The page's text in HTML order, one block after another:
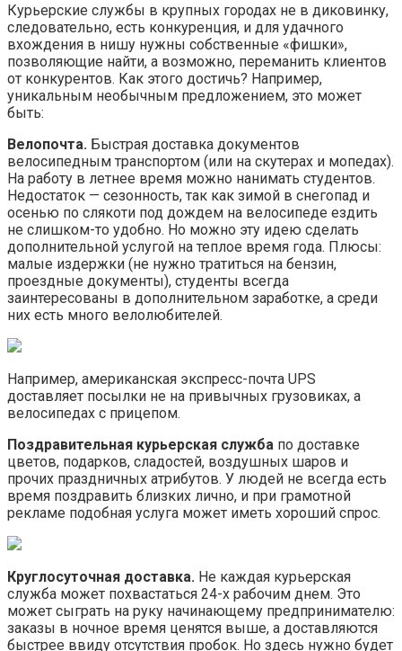
Курьерские службы в крупных городах не в диковинку,
следовательно, есть конкуренция, и для удачного
вхождения в нишу нужны собственные «фишки»,
позволяющие найти, а возможно, переманить клиентов
от конкурентов. Как этого достичь? Например,
уникальным необычным предложением, это может
быть:
Велопочта. Быстрая доставка документов
велосипедным транспортом (или на скутерах и мопедах).
На работу в летнее время можно нанимать студентов.
Недостаток — сезонность, так как зимой в снегопад и
осенью по слякоти под дождем на велосипеде ездить
не слишком-то удобно. Но можно эту идею сделать
дополнительной услугой на теплое время года. Плюсы:
малые издержки (не нужно тратиться на бензин,
проездные документы), студенты всегда
заинтересованы в дополнительном заработке, а среди
них есть много велолюбителей.
Например, американская экспресс-почта UPS
доставляет посылки не на привычных грузовиках, а
велосипедах с прицепом.
Поздравительная курьерская служба по доставке
цветов, подарков, сладостей, воздушных шаров и
прочих праздничных атрибутов. У людей не всегда есть
время поздравить близких лично, и при грамотной
рекламе подобная услуга может иметь хороший спрос.
Круглосуточная доставка. Не каждая курьерская
служба может похвастаться 24-х рабочим днем. Это
может сыграть на руку начинающему предпринимателю:
заказы в ночное время ценятся выше, а доставляются
быстрее ввиду отсутствия пробок. Но здесь нужно будет